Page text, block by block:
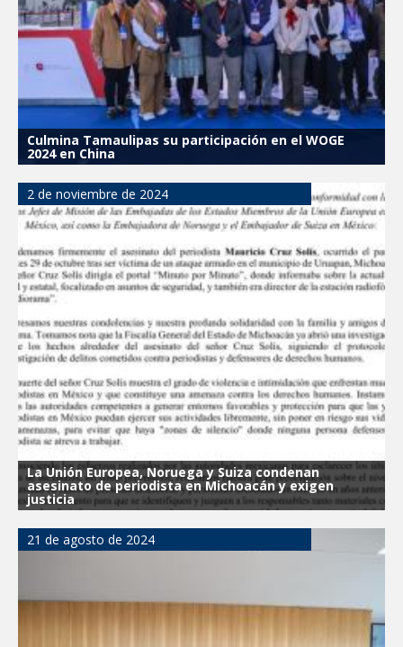
Culmina Tamaulipas su participación en el WOGE
2024 en China
2 de noviembre de 2024
La Unión Europea, Noruega y Suiza condenan
asesinato de periodista en Michoacán y exigen
justicia
21 de agosto de 2024